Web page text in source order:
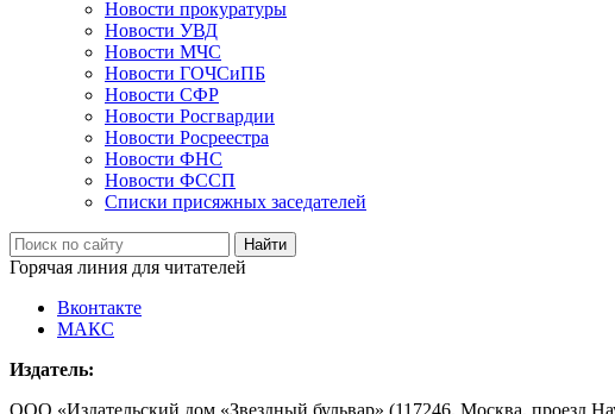
Новости прокуратуры
Новости УВД
Новости МЧС
Новости ГОЧСиПБ
Новости СФР
Новости Росгвардии
Новости Росреестра
Новости ФНС
Новости ФССП
Списки присяжных заседателей
Горячая линия для читателей
Вконтакте
МАКС
Издатель:
ООО «Издательский дом «Звездный бульвар» (117246, Москва, проезд